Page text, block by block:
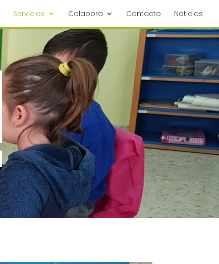
Servicios Colabora Contacto Noticias